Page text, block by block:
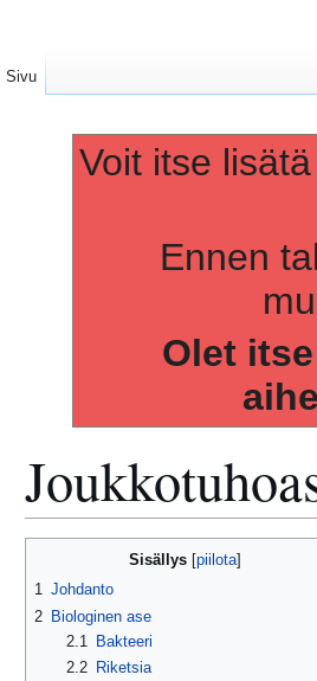
Voit itse
Ennen
Olet
Sisällys
1 Johdanto
2 Biologinen ase
2.1
Bakteeri
2.2
Riketsia
Sivu